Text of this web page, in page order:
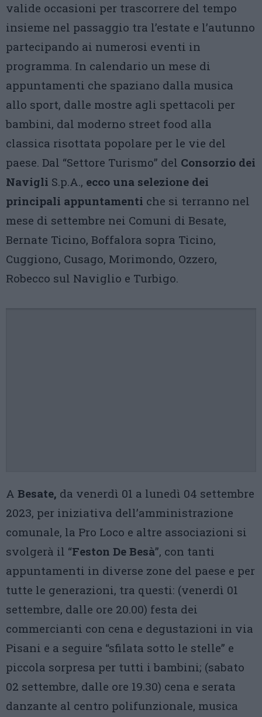
valide occasioni per trascorrere del tempo
insieme nel passaggio tra l’estate e l’autunno
partecipando ai numerosi eventi in
programma. In calendario un mese di
appuntamenti che spaziano dalla musica
allo sport, dalle mostre agli spettacoli per
bambini, dal moderno street food alla
classica risottata popolare per le vie del
paese. Dal “Settore Turismo” del Consorzio dei
Navigli S.p.A., ecco una selezione dei
principali appuntamenti che si terranno nel
mese di settembre nei Comuni di Besate,
Bernate Ticino, Boffalora sopra Ticino,
Cuggiono, Cusago, Morimondo, Ozzero,
Robecco sul Naviglio e Turbigo.
A Besate, da venerdì 01 a lunedì 04 settembre
2023, per iniziativa dell’amministrazione
comunale, la Pro Loco e altre associazioni si
svolgerà il “Feston De Besà”, con tanti
appuntamenti in diverse zone del paese e per
tutte le generazioni, tra questi: (venerdì 01
settembre, dalle ore 20.00) festa dei
commercianti con cena e degustazioni in via
Pisani e a seguire “sfilata sotto le stelle” e
piccola sorpresa per tutti i bambini; (sabato
02 settembre, dalle ore 19.30) cena e serata
danzante al centro polifunzionale, musica